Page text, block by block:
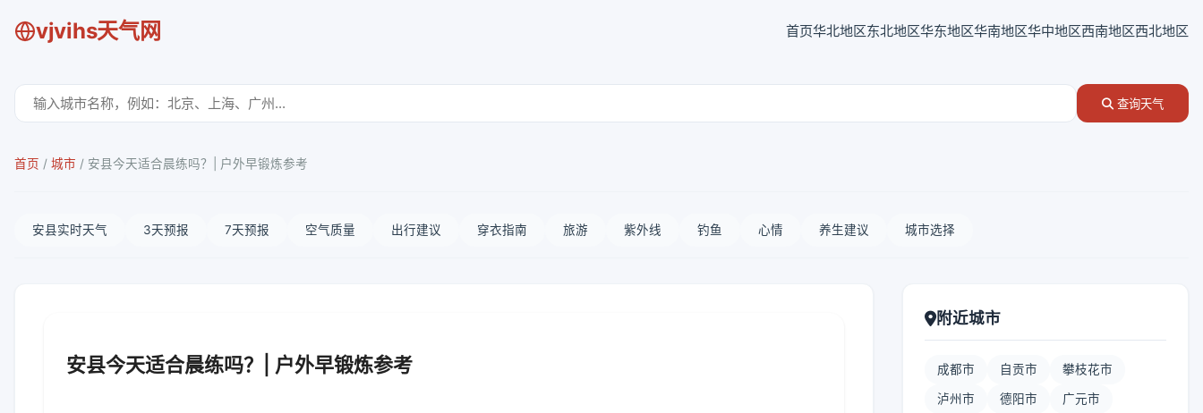
vjvihs天气网 首页华北地区东北地区华东地区华南地区华中地区西南地区西北地区
查询天气
首页 / 城市 / 安县今天适合晨练吗？| 户外早锻炼参考
安县实时天气 3天预报 7天预报 空气质量 出行建议 穿衣指南 旅游 紫外线 钓鱼 心情 养生建议 城市选择
安县今天适合晨练吗？| 户外早锻炼参考
附近城市
成都市 自贡市 攀枝花市
泸州市 德阳市 广元市